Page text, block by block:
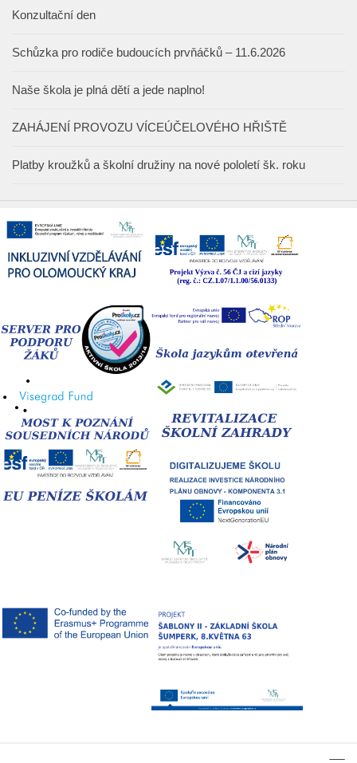
Konzultační den
Schůzka pro rodiče budoucích prvňáčků – 11.6.2026
Naše škola je plná dětí a jede naplno!
ZAHÁJENÍ PROVOZU VÍCEÚČELOVÉHO HŘIŠTĚ
Platby kroužků a školní družiny na nové pololetí šk. roku